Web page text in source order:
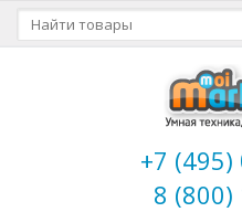
+7 (495)
8 (800)